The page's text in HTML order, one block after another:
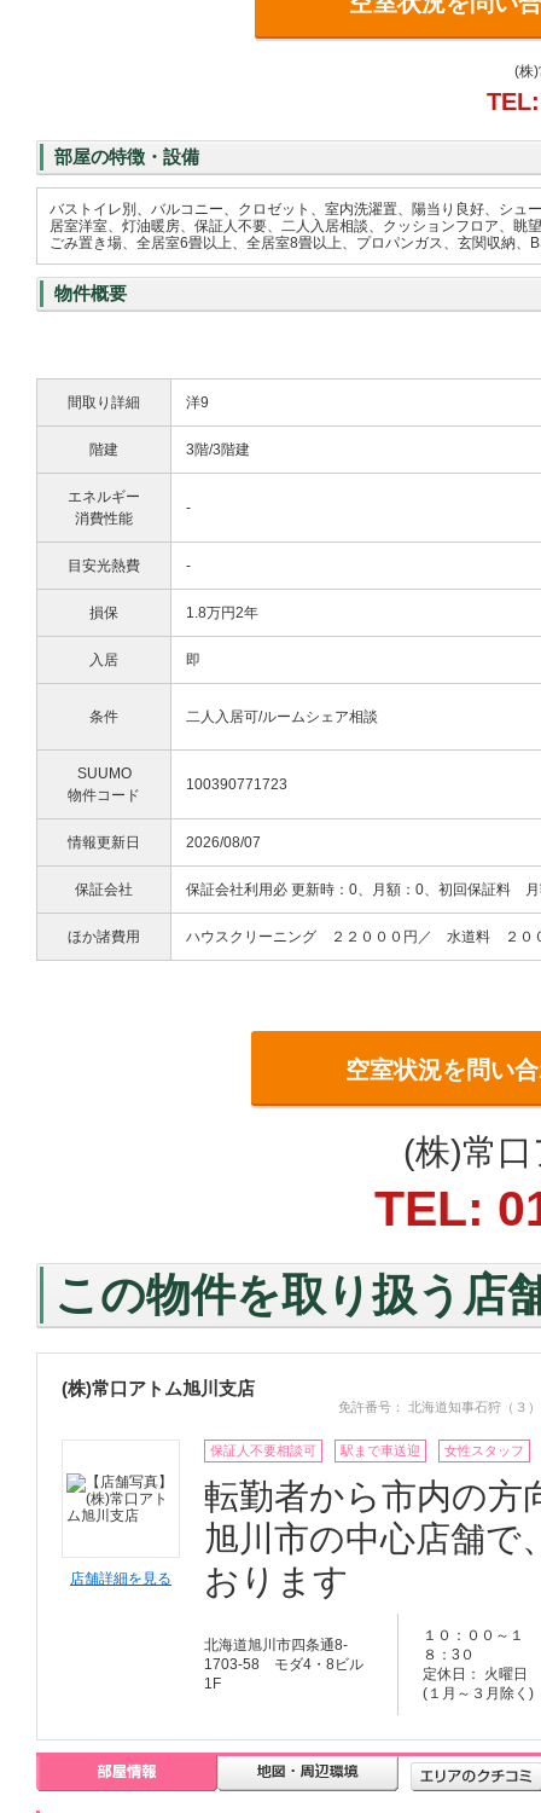
(株
部屋の特徴・設備
バストイレ別、バルコニー、クロゼット、室内洗濯置、陽当り良好、シ
居室洋室、灯油暖房、保証人不要、二人入居相談、クッションフロア、
ごみ置き場、全居室6畳以上、全居室8畳以上、プロパンガス、玄関収納
物件概要
間取り詳細 洋9
階建 3階/3階建
エネルギー
消費性能
-
目安光熱費 -
損保 1.8万円2年
入居 即
条件 二人入居可/ルームシェア相談
SUUMO
物件コード
100390771723
情報更新日 2026/08/07
保証会社 保証会社利用必 更新時：0、月額：0、初回保証料
ほか諸費用 ハウスクリーニング ２２０００円／ 水道料 ２０
空室状況を問い
(株)常
TEL:
この物件を取り扱う店
(株)常口アトム旭川支店
免許番号： 北海道知事石狩（３
店舗詳細を見る
保証人不要相談可 駅まで車送迎 女性スタッフ
転勤者から市内の方
旭川市の中心店舗で
おります
北海道旭川市四条通8-
1703-58 モダ4・8ビル
1F
１０：００～１
８：3０
定休日： 火曜日
(１月～３月除く)